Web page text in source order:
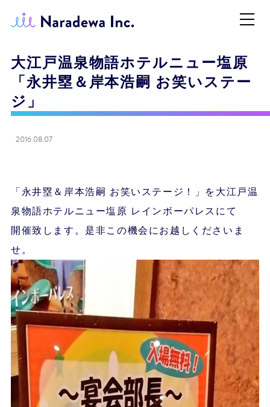
大江戸温泉物語ホテルニュー塩原
「永井塁＆岸本浩嗣 お笑いステー
ジ」
2016.08.07
「永井塁＆岸本浩嗣 お笑いステージ！」を大江戸温
泉物語ホテルニュー塩原 レインボーパレスにて
開催致します。是非この機会にお越しくださいま
せ。